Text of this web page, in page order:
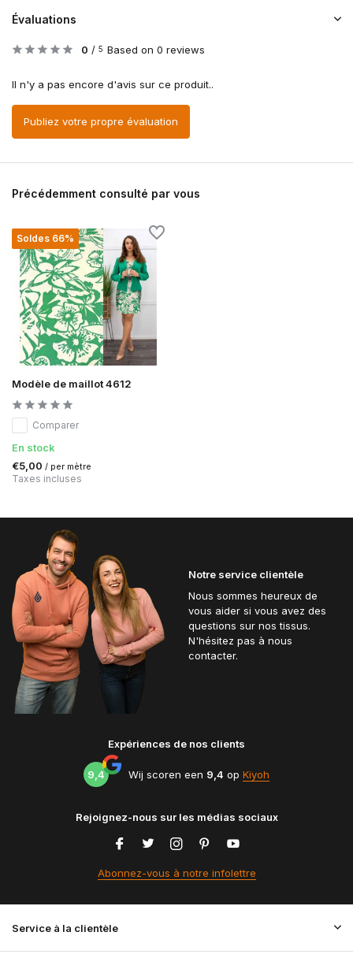
Évaluations
0 / 5 Based on 0 reviews
Il n'y a pas encore d'avis sur ce produit..
Publiez votre propre évaluation
Précédemment consulté par vous
Soldes 66%
Modèle de maillot 4612
Comparer
En stock
€5,00 / per mètre
Taxes incluses
Notre service clientèle
Nous sommes heureux de
vous aider si vous avez des
questions sur nos tissus.
N'hésitez pas à nous
contacter.
Expériences de nos clients
9,4 Wij scoren een 9,4 op Kiyoh
Rejoignez-nous sur les médias sociaux
Abonnez-vous à notre infolettre
Service à la clientèle